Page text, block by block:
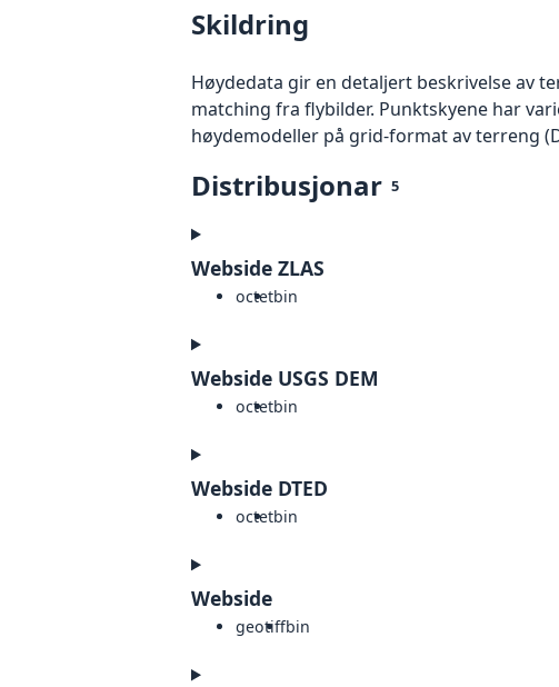
Skildring
Høydedata gir en detaljert beskrivelse av
matching fra flybilder. Punktskyene har
høydemodeller på grid-format av terreng
Distribusjonar 5
Webside ZLAS
octetbin
Webside USGS DEM
octetbin
Webside DTED
octetbin
Webside
geotiffbin